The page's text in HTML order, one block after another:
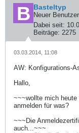
Basteltyp
Neuer Benutzer
Dabei seit:
Beiträge: 2275
03.03.2014, 11:08
AW: Konfigurations-
Hallo,
~~~wollte mich
anmelden für was?
~~~Die
auch...~~~